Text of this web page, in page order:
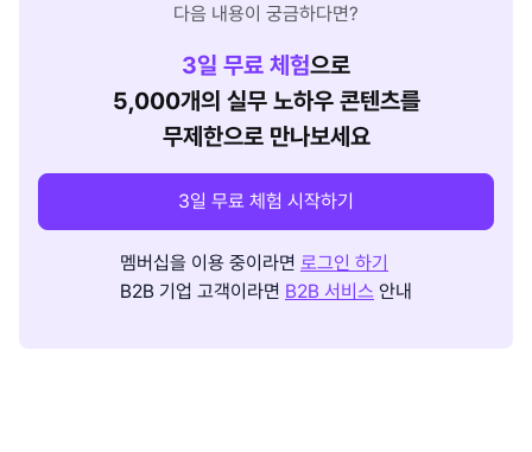
다음 내용이 궁금하다면?
3일 무료 체험으로
5,000개의 실무 노하우 콘텐츠를
무제한으로 만나보세요
3일 무료 체험 시작하기
멤버십을 이용 중이라면 로그인 하기
B2B 기업 고객이라면 B2B 서비스 안내